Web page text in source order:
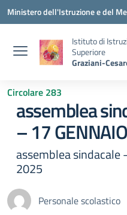
Vai ai contenuti
Vai al menu di navigazione
Vai al footer
Ministero dell'Istruzione e del
Istituto di
Superiore
Graziani-
Circolare 283
assemblea
– 17
assemblea sindacale
2025
Personale scolastico